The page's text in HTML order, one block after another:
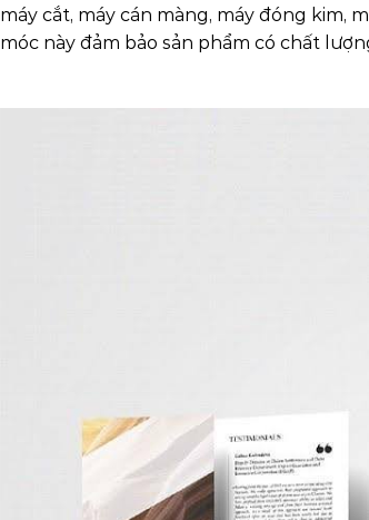
máy cắt, máy cán màng, máy đóng kim,
móc này đảm bảo sản phẩm có chất